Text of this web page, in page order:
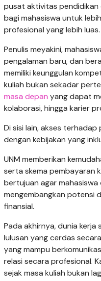
pusat aktivitas pendidikan
bagi mahasiswa untuk
profesional yang lebih luas.
Penulis meyakini,
pengalaman baru, dan
memiliki keunggulan
kuliah bukan sekadar
masa depan yang dapat
kolaborasi, hingga karier
Di sisi lain, akses
dengan kebijakan yang
UNM memberikan
serta skema pembayaran
bertujuan agar
mengembangkan potensi
finansial.
Pada akhirnya, dunia
lulusan yang cerdas
yang mampu
relasi secara profesional.
sejak masa kuliah bukan